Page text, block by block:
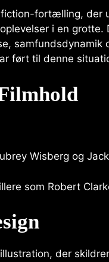
fortælling, der
i en
samfundsdynamik
ført til denne
Wisberg og
som Robert
der